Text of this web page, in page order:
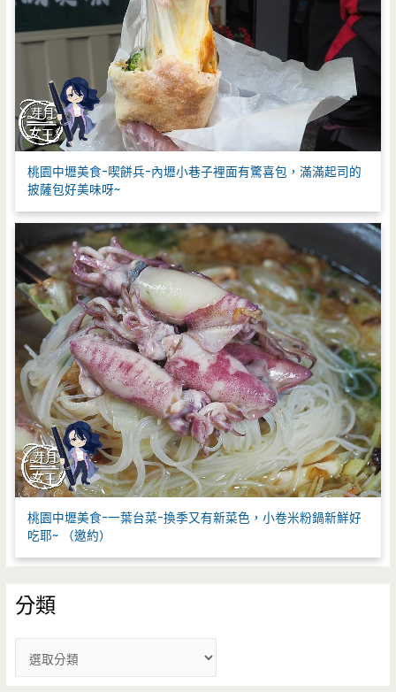
桃園中壢美食-喫餅兵-內壢小巷子裡面有驚喜包，滿滿起司的
披薩包好美味呀~
桃園中壢美食-一葉台菜-換季又有新菜色，小卷米粉鍋新鮮好
吃耶~ （邀約）
分類
類